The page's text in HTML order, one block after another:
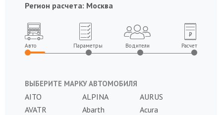
Регион расчета: Москва
Авто Параметры Водители Расчет
ВЫБЕРИТЕ МАРКУ АВТОМОБИЛЯ
AITO ALPINA
AURUS
AVATR
Abarth
Acura